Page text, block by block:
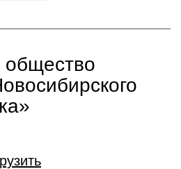
общество